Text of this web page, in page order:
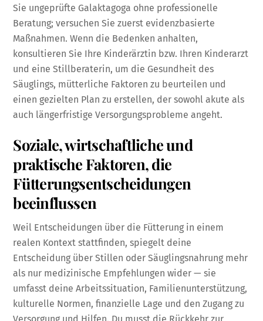
Sie ungeprüfte Galaktagoga ohne professionelle
Beratung; versuchen Sie zuerst evidenzbasierte
Maßnahmen. Wenn die Bedenken anhalten,
konsultieren Sie Ihre Kinderärztin bzw. Ihren Kinderarzt
und eine Stillberaterin, um die Gesundheit des
Säuglings, mütterliche Faktoren zu beurteilen und
einen gezielten Plan zu erstellen, der sowohl akute als
auch längerfristige Versorgungsprobleme angeht.
Soziale, wirtschaftliche und
praktische Faktoren, die
Fütterungsentscheidungen
beeinflussen
Weil Entscheidungen über die Fütterung in einem
realen Kontext stattfinden, spiegelt deine
Entscheidung über Stillen oder Säuglingsnahrung mehr
als nur medizinische Empfehlungen wider — sie
umfasst deine Arbeitssituation, Familienunterstützung,
kulturelle Normen, finanzielle Lage und den Zugang zu